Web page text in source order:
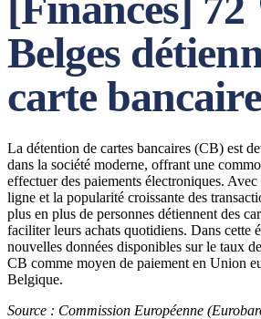
Belges
carte bancaire
La détention de cartes bancaires (CB) est
dans la société moderne, offrant une
effectuer des paiements électroniques.
ligne et la popularité croissante des
plus en plus de personnes détiennent des
faciliter leurs achats quotidiens. Dans cette
nouvelles données disponibles sur le taux
CB comme moyen de paiement en Union
Belgique.
Source : Commission Européenne